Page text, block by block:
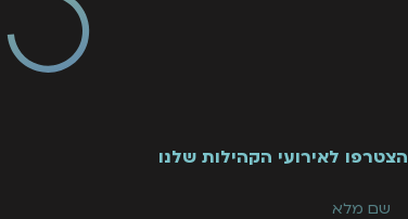
הצטרפו לאירועי הקהילות שלנו